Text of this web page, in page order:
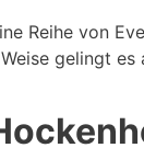
Reihe von
gelingt